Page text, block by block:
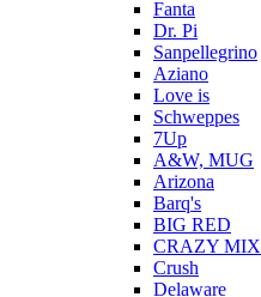
Fanta
Dr. Pi
Sanpellegrino
Aziano
Love is
Schweppes
7Up
A&W, MUG
Arizona
Barq's
BIG RED
CRAZY MIX
Crush
Delaware